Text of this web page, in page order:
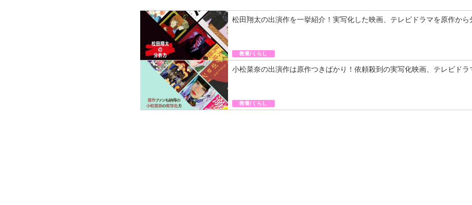
松田翔太の出演作を一挙紹介！実写化した映画、テレビドラマを原作から
教養/くらし
小松菜奈の出演作は原作つきばかり！依頼殺到の実写化映画、テレビドラ
教養/くらし